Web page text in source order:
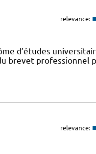
relevance:
d’études
brevet professionnel
relevance: